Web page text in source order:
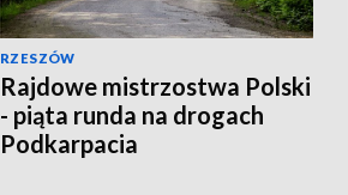
RZESZÓW
Rajdowe mistrzostwa Polski
- piąta runda na drogach
Podkarpacia